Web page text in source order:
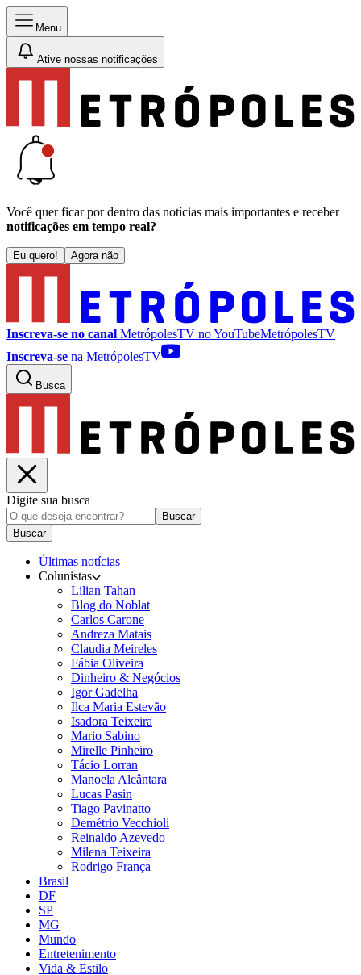
Menu
Ative nossas notificações
Você quer ficar por dentro das notícias mais importantes e receber
notificações em tempo real?
Eu quero! Agora não
Inscreva-se no canal MetrópolesTV noYouTubeMetrópolesTV
Inscreva-se na MetrópolesTV
Busca
Digite sua busca
Buscar
Buscar
Últimas notícias
Colunistas
Lilian Tahan
Blog do Noblat
Carlos Carone
Andreza Matais
Claudia Meireles
Fábia Oliveira
Dinheiro & Negócios
Igor Gadelha
Ilca Maria Estevão
Isadora Teixeira
Mario Sabino
Mirelle Pinheiro
Tácio Lorran
Manoela Alcântara
Lucas Pasin
Tiago Pavinatto
Demétrio Vecchioli
Reinaldo Azevedo
Milena Teixeira
Rodrigo França
Brasil
DF
SP
MG
Mundo
Entretenimento
Vida & Estilo